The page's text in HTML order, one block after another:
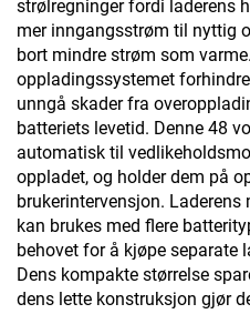
strølregninger fordi laderens
mer inngangsstrøm til nyttig
bort mindre strøm som
oppladingssystemet
unngå skader fra
batteriets levetid. Denne 48
automatisk til
oppladet, og holder dem på
brukerintervensjon.
kan brukes med flere
behovet for å kjøpe separate
Dens kompakte størrelse
dens lette konstruksjon gjør